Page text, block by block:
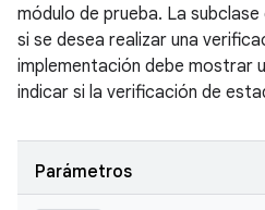
módulo de prueba. La
si se desea realizar una
implementación debe mostrar
indicar si la verificación de
Parámetros